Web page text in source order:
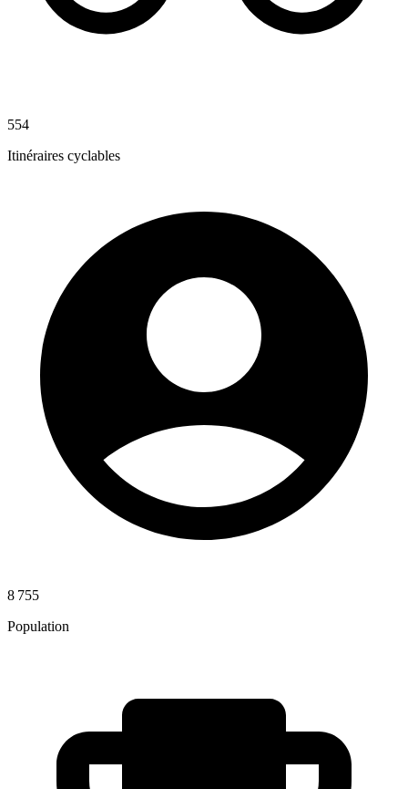
554
Itinéraires cyclables
8 755
Population